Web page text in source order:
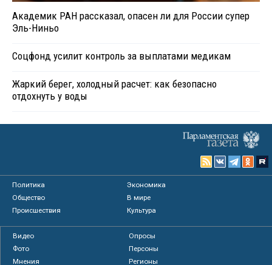
Академик РАН рассказал, опасен ли для России супер
Эль-Ниньо
Соцфонд усилит контроль за выплатами медикам
Жаркий берег, холодный расчет: как безопасно
отдохнуть у воды
Политика
Экономика
Общество
В мире
Происшествия
Культура
Видео
Опросы
Фото
Персоны
Мнения
Регионы